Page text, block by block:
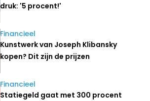
druk: '5 procent!'
Financieel
Kunstwerk van Joseph Klibansky
kopen? Dit zijn de prijzen
Financieel
Statiegeld gaat met 300 procent